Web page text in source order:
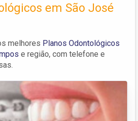
em São José
melhores Planos Odontológicos
e região, com telefone e